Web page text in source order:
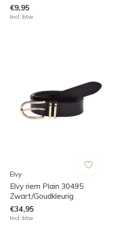
€9,95
Incl. btw
Elvy
Elvy riem Plain 30495
Zwart/Goudkleurig
€34,95
Incl. btw